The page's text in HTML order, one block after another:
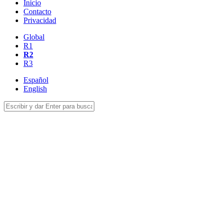
Inicio
Contacto
Privacidad
Global
R1
R2
R3
Español
English